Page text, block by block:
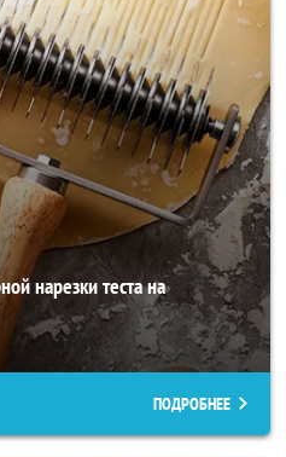
нарезки теста на
ПОДРОБНЕЕ